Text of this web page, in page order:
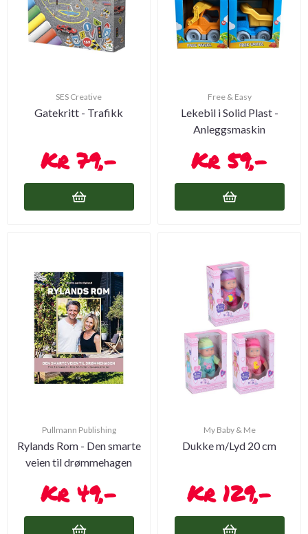
SES Creative
Gatekritt - Trafikk
79,-
Free & Easy
Lekebil i Solid Plast -
Anleggsmaskin
59,-
Pullmann Publishing
Rylands Rom - Den smarte
veien til drømmehagen
49,-
My Baby & Me
Dukke m/Lyd 20 cm
129,-